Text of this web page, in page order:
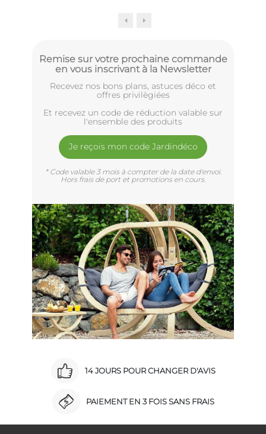
Remise sur votre prochaine commande
en vous inscrivant à la Newsletter
Recevez nos bons plans, astuces déco et
offres privilègiées
Et recevez un code de réduction valable sur
l'ensemble des produits
Je reçois mon code Jardindéco
* Code valable 3 mois à compter de la date d'envoi.
Hors frais de port et promotions en cours.
14 JOURS POUR CHANGER D'AVIS
PAIEMENT EN 3 FOIS SANS FRAIS